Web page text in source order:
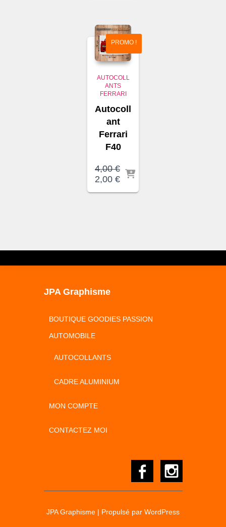
4,00 €.2,00 €.
PROMO !
AUTOCOLL
ANTS
FERRARI
Autocoll
ant
Ferrari
F40
4,00€
Le
2,00 €Le
JPA Graphisme
BOUTIQUE GOODIES PASSION
AUTOMOBILE
AUTOCOLLANTS
CADRE ALUMINIUM
MON COMPTE
CONTACTEZ MOI
JPA Graphisme | Propulsé par WordPress